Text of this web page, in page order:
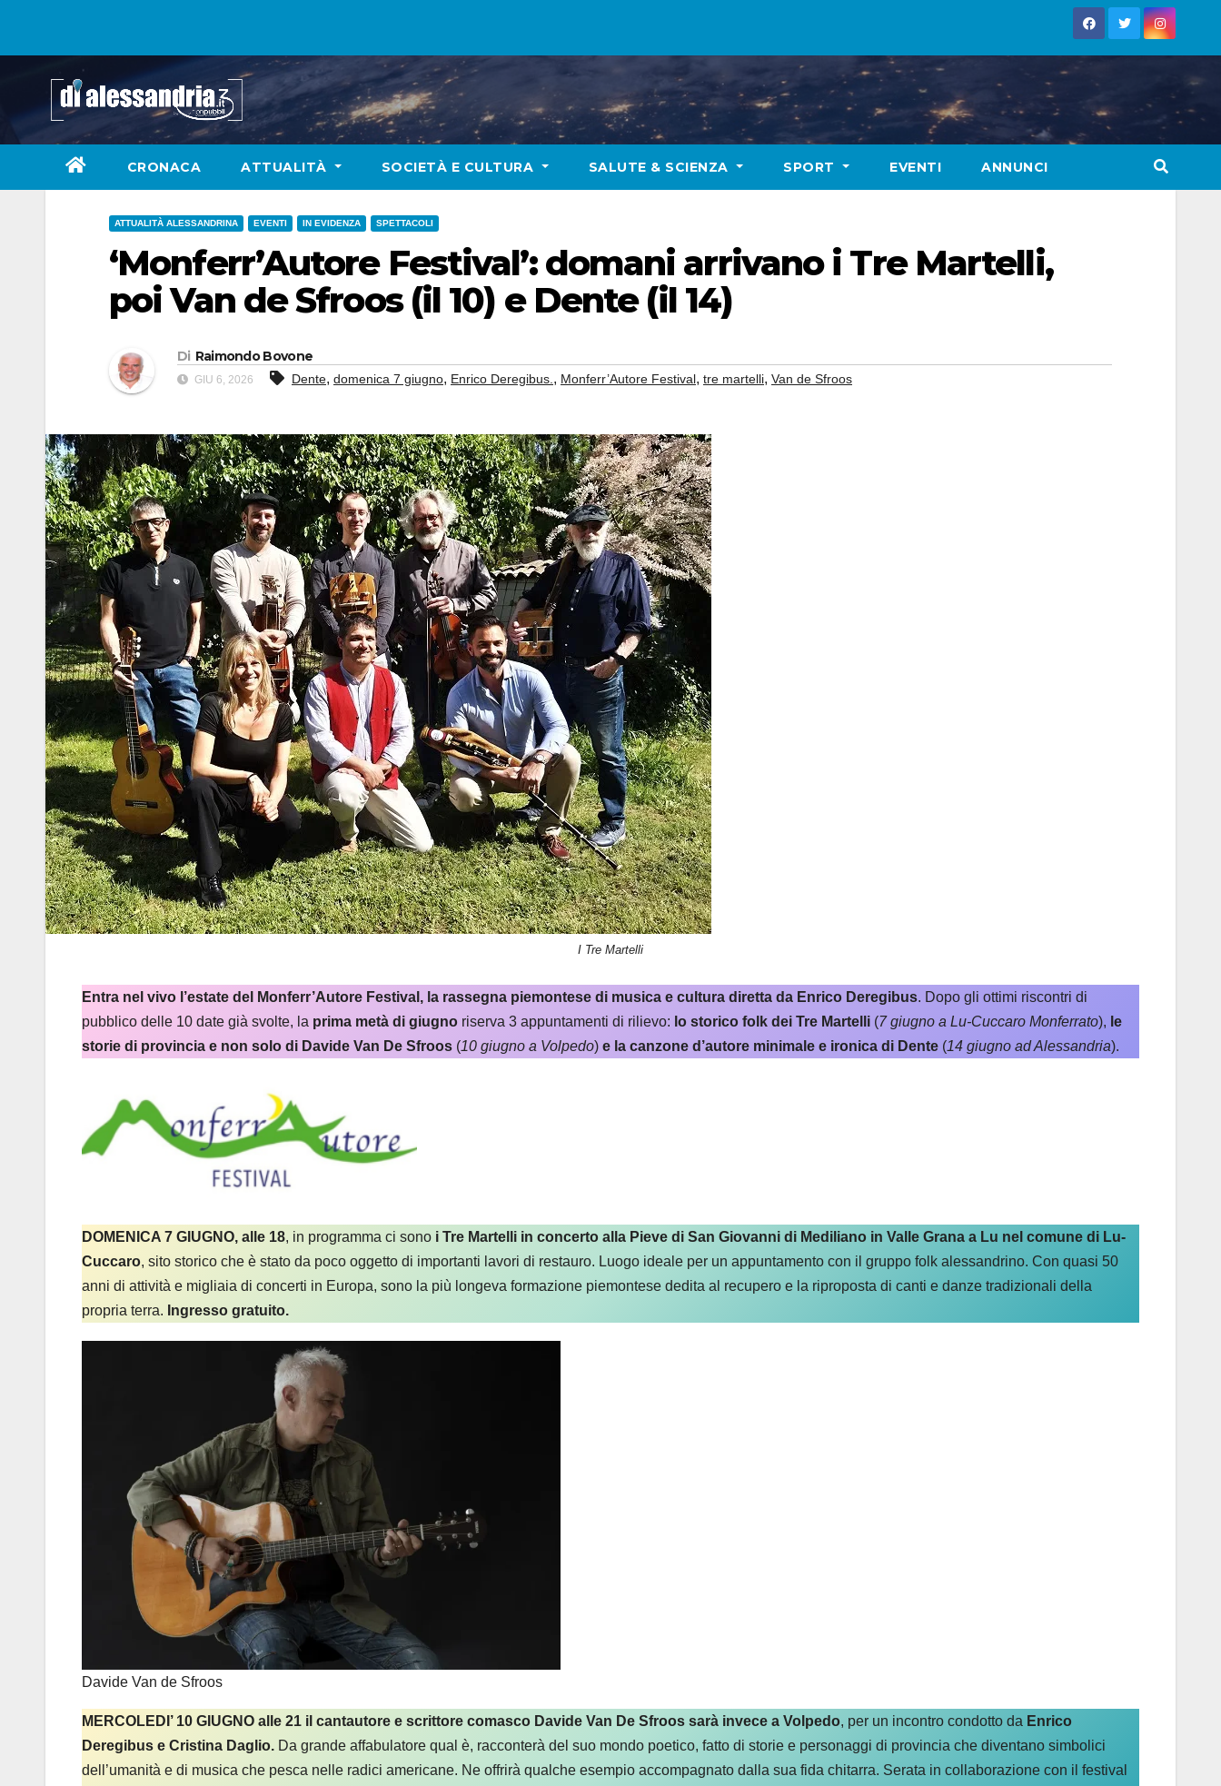
CRONACA ATTUALITÀ SOCIETÀ E CULTURA SALUTE & SCIENZA SPORT EVENTI ANNUNCI
ATTUALITÀ ALESSANDRINA EVENTI IN EVIDENZA SPETTACOLI
‘Monferr’Autore Festival’: domani arrivano i Tre Martelli,
poi Van de Sfroos (il 10) e Dente (il 14)
Di Raimondo Bovone
GIU 6, 2026 Dente, domenica 7 giugno, Enrico Deregibus., Monferr’Autore Festival, tre martelli, Van de Sfroos
I Tre Martelli
Entra nel vivo l’estate del Monferr’Autore Festival, la rassegna piemontese di musica e cultura diretta da Enrico Deregibus. Dopo gli ottimi riscontri di
pubblico delle 10 date già svolte, la prima metà di giugno riserva 3 appuntamenti di rilievo: lo storico folk dei Tre Martelli (7 giugno a Lu-Cuccaro Monferrato), le
storie di provincia e non solo di Davide Van De Sfroos (10 giugno a Volpedo) e la canzone d’autore minimale e ironica di Dente (14 giugno ad Alessandria).
DOMENICA 7 GIUGNO, alle 18, in programma ci sono i Tre Martelli in concerto alla Pieve di San Giovanni di Mediliano in Valle Grana a Lu nel comune di Lu-
Cuccaro, sito storico che è stato da poco oggetto di importanti lavori di restauro. Luogo ideale per un appuntamento con il gruppo folk alessandrino. Con quasi 50
anni di attività e migliaia di concerti in Europa, sono la più longeva formazione piemontese dedita al recupero e la riproposta di canti e danze tradizionali della
propria terra. Ingresso gratuito.
Davide Van de Sfroos
MERCOLEDI’ 10 GIUGNO alle 21 il cantautore e scrittore comasco Davide Van De Sfroos sarà invece a Volpedo, per un incontro condotto da Enrico
Deregibus e Cristina Daglio. Da grande affabulatore qual è, racconterà del suo mondo poetico, fatto di storie e personaggi di provincia che diventano simbolici
dell’umanità e di musica che pesca nelle radici americane. Ne offrirà qualche esempio accompagnato dalla sua fida chitarra. Serata in collaborazione con il festival